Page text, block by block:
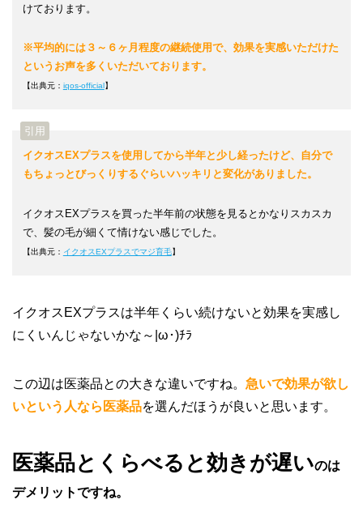
けております。
※平均的には３～６ヶ月程度の継続使用で、効果を実感いただけた
というお声を多くいただいております。
【出典元： iqos-official】
イクオスEXプラスを使用してから半年と少し経ったけど、自分で
もちょっとびっくりするぐらいハッキリと変化がありました。
イクオスEXプラスを買った半年前の状態を見るとかなりスカスカ
で、髪の毛が細くて情けない感じでした。
【出典元： イクオスEXプラスでマジ育毛】
イクオスEXプラスは半年くらい続けないと効果を実感し
にくいんじゃないかな～|ω･)ﾁﾗ
この辺は医薬品との大きな違いですね。 急いで効果が欲し
いという人なら医薬品を選んだほうが良いと思います。
医薬品とくらべると効きが遅いのは
デメリットですね。